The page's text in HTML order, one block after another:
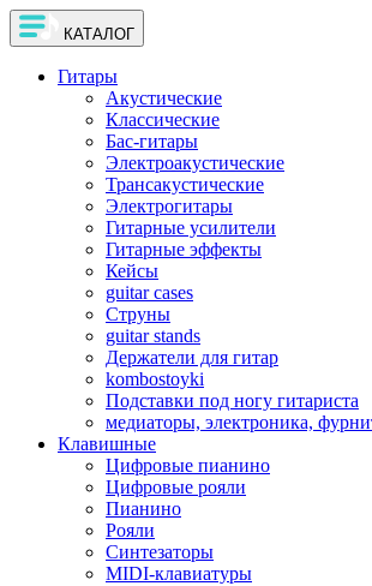
КАТАЛОГ
Гитары
Акустические
Классические
Бас-гитары
Электроакустические
Трансакустические
Электрогитары
Гитарные усилители
Гитарные эффекты
Кейсы
guitar cases
Струны
guitar stands
Держатели для гитар
kombostoyki
Подставки под ногу гитариста
медиаторы, электроника,
Клавишные
Цифровые пианино
Цифровые рояли
Пианино
Рояли
Синтезаторы
MIDI-клавиатуры